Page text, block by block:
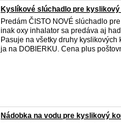
Kyslíkové slúchadlo pre
Predám ČISTO NOVÉ slúchadlo
inak oxy inhalator sa predáva aj
Pasuje na všetky druhy
ja na DOBIERKU. Cena plus
Nádobka na vodu pre kyslikový